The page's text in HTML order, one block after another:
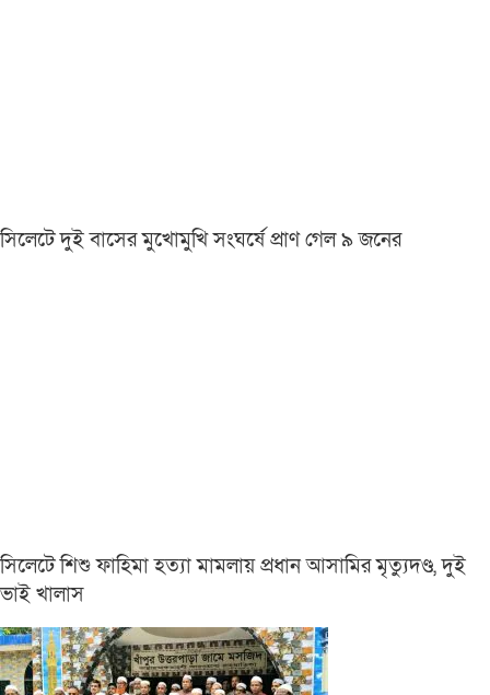
সিলেটে দুই বাসের মুখোমুখি সংঘর্ষে প্রাণ গেল ৯ জনের
সিলেটে শিশু ফাহিমা হত্যা মামলায় প্রধান আসামির মৃত্যুদণ্ড, দুই
ভাই খালাস